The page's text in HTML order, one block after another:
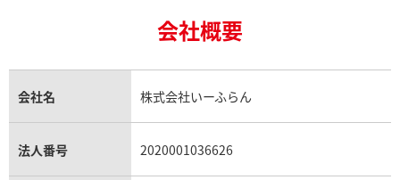
金貨買取
貴金属買取
銀・シルバー買取
パラジウム買取
トパーズ買取
タンザナイト買取
キャッツアイ買取
ロレックス エクスプローラー買取
ロレックス デイトジャスト買取
パテック フィリップノーチラス買取
ヴァシュロン・コンスタンタン買取
シャネル マトラッセ買取
セリーヌ買取
ヴァンクリーフ＆アーペル買取
ショーメ買取
ダミアーニ買取
会社概要
会社名 株式会社いーふらん
法人番号 2020001036626